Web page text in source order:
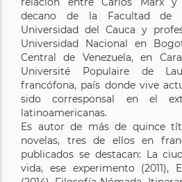
decano de la Facultad de
Universidad del Cauca y
Universidad Nacional en
Central de Venezuela, en
Université Populaire de
francófona, país donde vive
sido corresponsal en el
latinoamericanas.
Es autor de más de quince
novelas, tres de ellos en
publicados se destacan: La
vida, ese experimento